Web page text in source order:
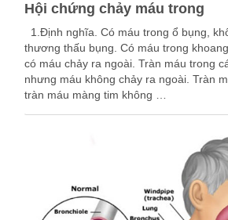
Hội chứng chảy máu trong
1.Định nghĩa. Có máu trong ổ bụng,
thương thấu bụng. Có máu trong
có máu chảy ra ngoài. Tràn máu trong
nhưng máu không chảy ra ngoài. Tràn
tràn máu màng tim không …